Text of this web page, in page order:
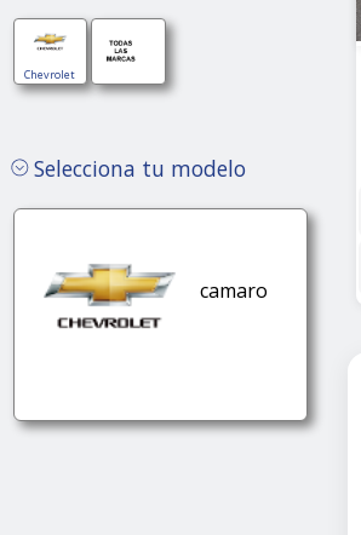
Chevrolet
Selecciona tu modelo
camaro